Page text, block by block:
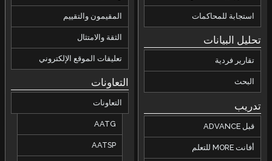
استجابة للمحاكمات
تحليل البيانات
تقارير فردية
البحث
تدريب
قبل ADVANCE
أفانت MORE للتعلم
المقيمون والتقييم
الثقة والامتثال
تعليقات الموقع الإلكتروني
التعاونات
التعاونات
AATG
AATSP